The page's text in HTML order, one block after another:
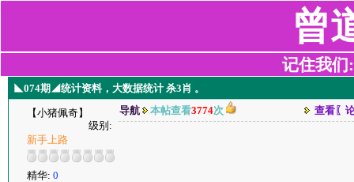
曾
记住我们
◣074期◢统计资料，大数据统计 杀3肖 。
【小猪佩奇】
级别:
新手上路
精华: 0
导航 本帖查看3774次 查看〖